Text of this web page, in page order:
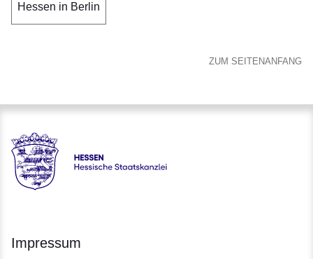
Hessen in Berlin
ZUM SEITENANFANG
Hessen - Hessische Staatskanzlei
Impressum